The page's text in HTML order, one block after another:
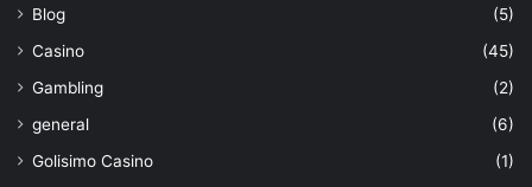
Blog
(5)
Casino
(45)
Gambling
(2)
general
(6)
Golisimo Casino
(1)